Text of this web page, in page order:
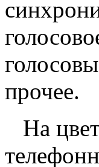
прочее.
На